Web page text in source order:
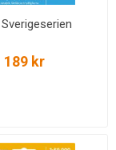
189 kr